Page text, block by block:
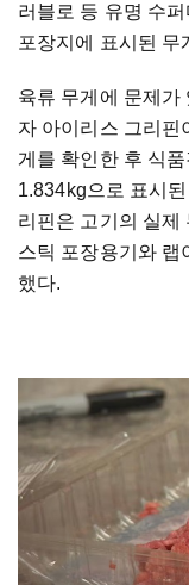
러블로 등 유명 수
포장지에 표시된 무
육류 무게에 문제가
자 아이리스 그리핀
게를 확인한 후 식
1.834kg으로 표시
리핀은 고기의 실제
스틱 포장용기와 랩
했다.